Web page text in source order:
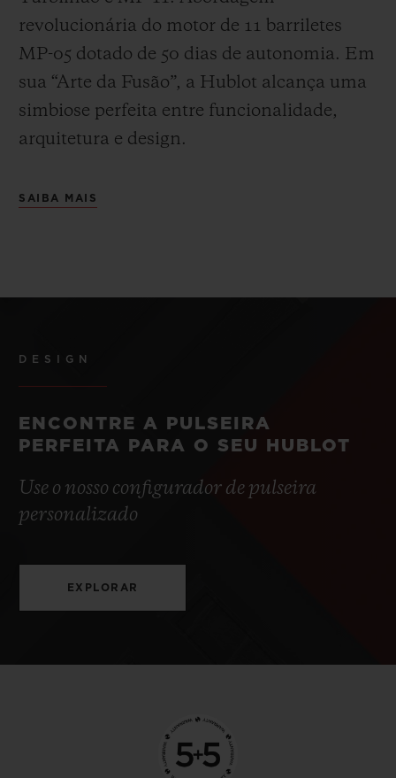
revolucionária do motor de 11 barriletes
MP-05 dotado de 50 dias de autonomia. Em
sua “Arte da Fusão”, a Hublot alcança uma
simbiose perfeita entre funcionalidade,
arquitetura e design.
SAIBA MAIS
DESIGN
ENCONTRE A PULSEIRA
PERFEITA PARA O SEU HUBLOT
Use o nosso configurador de pulseira
personalizado
EXPLORAR